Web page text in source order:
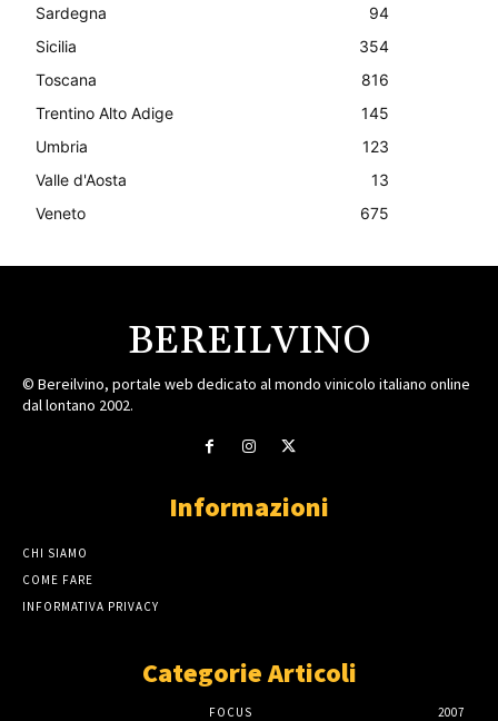
Sardegna
94
Sicilia
354
Toscana
816
Trentino Alto Adige
145
Umbria
123
Valle d'Aosta
13
Veneto
675
BEREILVINO
© Bereilvino, portale web dedicato al mondo vinicolo italiano online
dal lontano 2002.
Informazioni
CHI SIAMO
COME FARE
INFORMATIVA PRIVACY
Categorie Articoli
FOCUS 2007